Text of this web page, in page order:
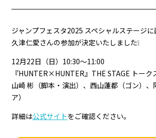
ジャンプフェスタ2025 スペシャルステージ
久津仁愛さんの参加が決定いたしました❕
12月22日（日）10:30～11:00
『HUNTER×HUNTER』THE STAGE トーク
山崎 彬（脚本・演出）、西山蓮都（ゴン）
ア）
詳細は公式サイトをご確認ください。